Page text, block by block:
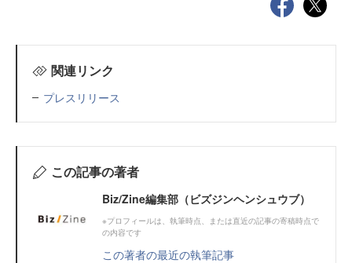
関連リンク
プレスリリース
この記事の著者
Biz/Zine編集部（ビズジンヘンシュウブ）
※プロフィールは、執筆時点、または直近の記事の寄稿時点で
の内容です
この著者の最近の執筆記事